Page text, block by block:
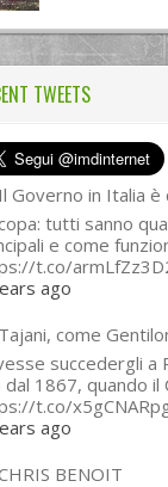
TWEETS
Il Governo in Italia è
tutti sanno
e come
t.co/
ago
Tajani, come
succedergli a
dal 1867, quando il
t.co/
ago
BENOIT